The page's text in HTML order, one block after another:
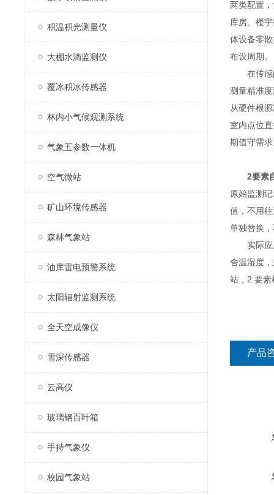
积温积光测量仪
大棚水滴监测仪
覆冰积冰传感器
林内小气候观测系统
气象五参数一体机
空气微站
矿山环境传感器
森林气象站
油库雷电预警系统
太阳辐射监测系统
全天空成像仪
雪深传感器
云高仪
玻璃钢百叶箱
手持气象仪
校园气象站
两类配置
库房、楼
体设备零
布设周期。
在传感配
测量精准
从硬件根
室内点位
期值守需
2要素
原始监测
值，不用
单独替换
实际应用
舍温湿度
站，2 要素
产品